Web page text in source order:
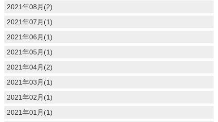
2021年08月(2)
2021年07月(1)
2021年06月(1)
2021年05月(1)
2021年04月(2)
2021年03月(1)
2021年02月(1)
2021年01月(1)